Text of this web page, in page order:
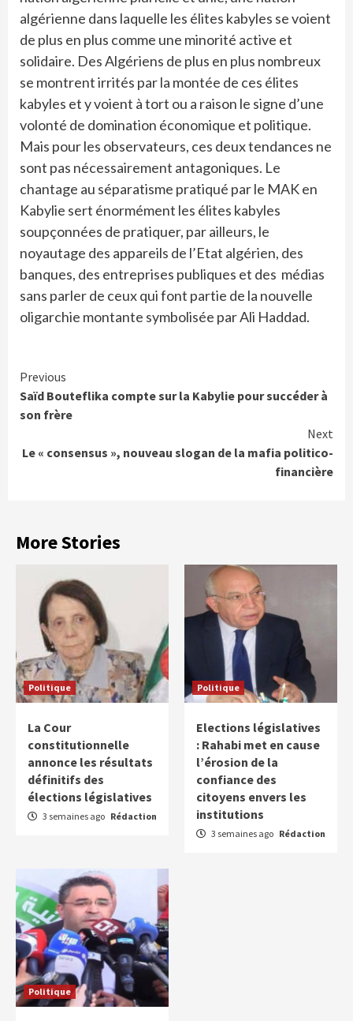
algérienne dans laquelle les élites kabyles se voient
de plus en plus comme une minorité active et
solidaire. Des Algériens de plus en plus nombreux
se montrent irrités par la montée de ces élites
kabyles et y voient à tort ou a raison le signe d’une
volonté de domination économique et politique.
Mais pour les observateurs, ces deux tendances ne
sont pas nécessairement antagoniques. Le
chantage au séparatisme pratiqué par le MAK en
Kabylie sert énormément les élites kabyles
soupçonnées de pratiquer, par ailleurs, le
noyautage des appareils de l’Etat algérien, des
banques, des entreprises publiques et des médias
sans parler de ceux qui font partie de la nouvelle
oligarchie montante symbolisée par Ali Haddad.
Continue
Reading
Previous
Saïd Bouteflika compte sur la Kabylie pour succéder à
son frère
Next
Le « consensus », nouveau slogan de la mafia politico-
financière
More Stories
Politique
La Cour
constitutionnelle
annonce les résultats
définitifs des
élections législatives
3 semaines ago Rédaction
Politique
Elections législatives
: Rahabi met en cause
l’érosion de la
confiance des
citoyens envers les
institutions
3 semaines ago Rédaction
Politique